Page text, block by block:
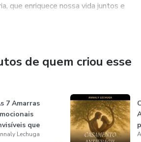
que enriquece nossa vida juntos e
emocional, relacional e vibracional
os pilares que vão te preparar para
realmente deseja viver.
e apoiar você nessa jornada, e mal
de quem criou esse
7 Amarras
que
a sua vida
Lechuga